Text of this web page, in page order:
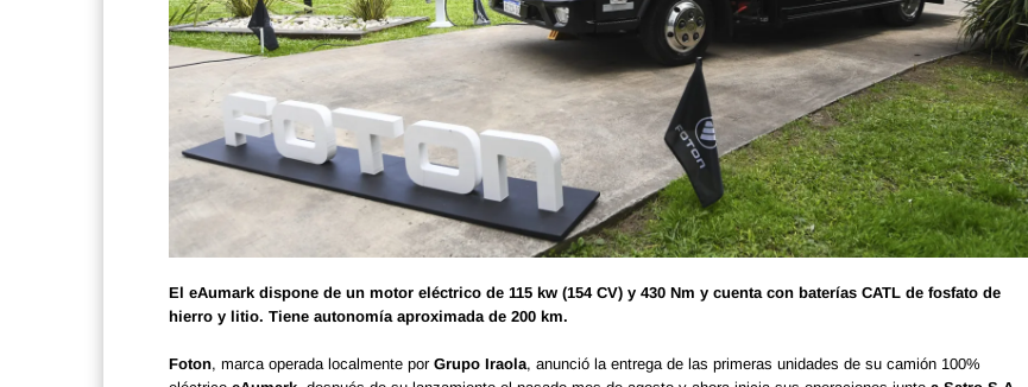
El eAumark dispone de un motor eléctrico de 115 kw (154 CV) y 430 Nm y cuenta con baterías CATL de fosfato de
hierro y litio. Tiene autonomía aproximada de 200 km.
Foton, marca operada localmente por Grupo Iraola, anunció la entrega de las primeras unidades de su camión 100%